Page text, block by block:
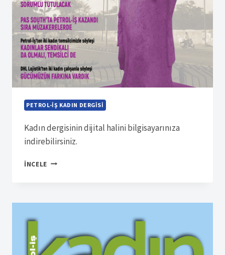
PETROL-İŞ KADIN DERGISI
Kadın dergisinin dijital halini bilgisayarınıza
indirebilirsiniz.
İNCELE SÜRELI